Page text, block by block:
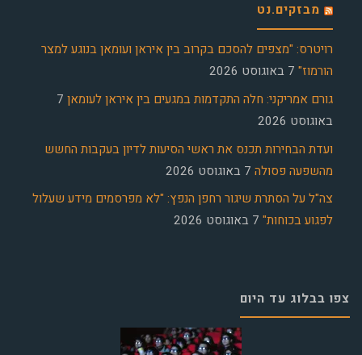
מבזקים.נט
רויטרס: "מצפים להסכם בקרוב בין איראן ועומאן בנוגע למצר
הורמוז" 7 באוגוסט 2026
גורם אמריקני: חלה התקדמות במגעים בין איראן לעומאן 7
באוגוסט 2026
ועדת הבחירות תכנס את ראשי הסיעות לדיון בעקבות החשש
מהשפעה פסולה 7 באוגוסט 2026
צה"ל על הסתרת שיגור רחפן הנפץ: "לא מפרסמים מידע שעלול
לפגוע בכוחות" 7 באוגוסט 2026
צפו בבלוג עד היום